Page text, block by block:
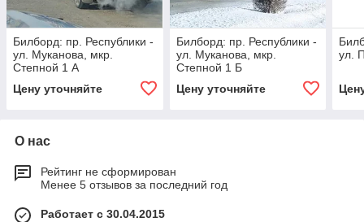
Билборд: пр. Республики -
ул. Муканова, мкр.
Степной 1 А
Цену уточняйте
Билборд: пр. Республики -
ул. Муканова, мкр.
Степной 1 Б
Цену уточняйте
ул.
О нас
Рейтинг не сформирован
Менее 5 отзывов за последний год
Работает с 30.04.2015